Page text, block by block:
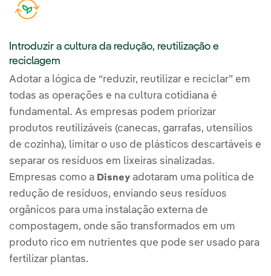
Introduzir a cultura da redução, reutilização e
reciclagem
Adotar a lógica de “reduzir, reutilizar e reciclar” em
todas as operações e na cultura cotidiana é
fundamental. As empresas podem priorizar
produtos reutilizáveis (canecas, garrafas, utensílios
de cozinha), limitar o uso de plásticos descartáveis e
separar os resíduos em lixeiras sinalizadas.
Empresas como a Disney adotaram uma política de
redução de resíduos, enviando seus resíduos
orgânicos para uma instalação externa de
compostagem, onde são transformados em um
produto rico em nutrientes que pode ser usado para
fertilizar plantas.